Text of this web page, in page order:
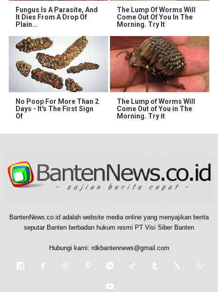
Fungus Is A Parasite, And
It Dies From A Drop Of
Plain...
The Lump Of Worms Will
Come Out Of You In The
Morning. Try It
No Poop For More Than 2
Days - It's The First Sign
Of
The Lump of Worms Will
Come Out of You in The
Morning. Try it
BantenNews.co.id adalah website media online yang menyajikan berita
seputar Banten berbadan hukum resmi PT Visi Siber Banten
Hubungi kami: rdkbantennews@gmail.com